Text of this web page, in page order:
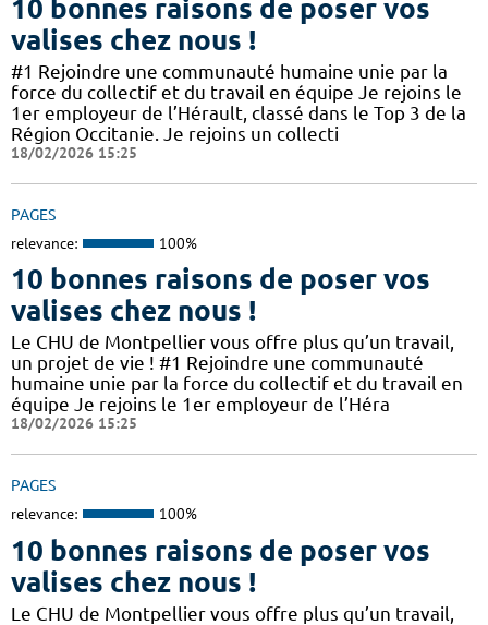
10 bonnes raisons de poser vos
valises chez nous !
#1 Rejoindre une communauté humaine unie par la
force du collectif et du travail en équipe Je rejoins le
1er employeur de l’Hérault, classé dans le Top 3 de la
Région Occitanie. Je rejoins un collecti
18/02/2026 15:25
PAGES
relevance: 100%
10 bonnes raisons de poser vos
valises chez nous !
Le CHU de Montpellier vous offre plus qu’un travail,
un projet de vie ! #1 Rejoindre une communauté
humaine unie par la force du collectif et du travail en
équipe Je rejoins le 1er employeur de l’Héra
18/02/2026 15:25
PAGES
relevance: 100%
10 bonnes raisons de poser vos
valises chez nous !
Le CHU de Montpellier vous offre plus qu’un travail,